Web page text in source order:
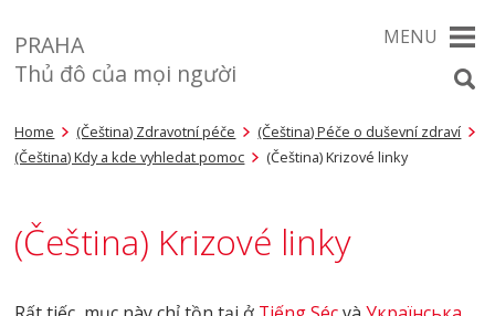
PRAHA
Thủ đô của mọi người
MENU
Home (Čeština) Zdravotní péče
(Čeština) Péče o duševní zdraví
(Čeština) Kdy a kde vyhledat pomoc
(Čeština) Krizové linky
(Čeština) Krizové linky